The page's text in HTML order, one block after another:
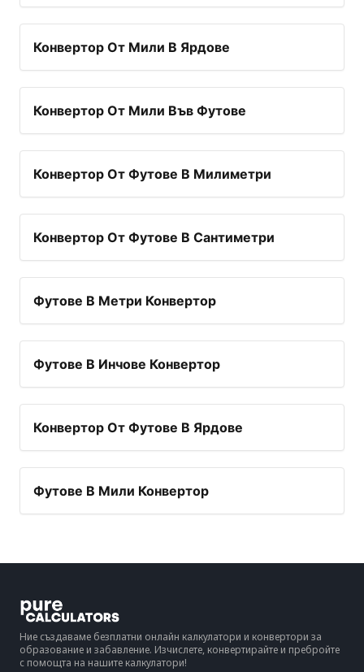
Конвертор От Мили В Ярдове
Конвертор От Мили Във Футове
Конвертор От Футове В Милиметри
Конвертор От Футове В Сантиметри
Футове В Метри Конвертор
Футове В Инчове Конвертор
Конвертор От Футове В Ярдове
Футове В Мили Конвертор
Ние създаваме безплатни онлайн калкулатори и конвертори за
образование и забавление. Изчислете, конвертирайте и пребройте
с помощта на нашите калкулатори!